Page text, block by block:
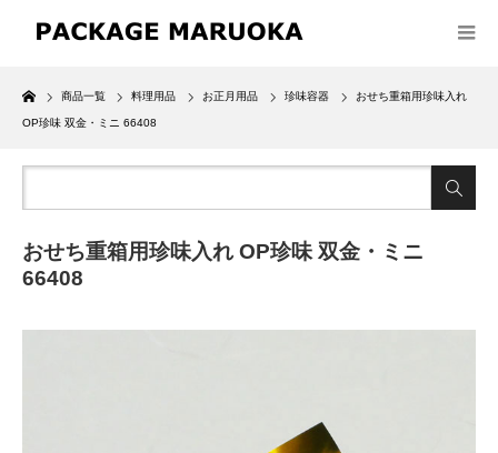
Home
商品一覧 料理用品 お正月用品 珍味容器 おせち重箱用珍味入れ
OP珍味 双金・ミニ 66408
おせち重箱用珍味入れ OP珍味 双金・ミニ
66408